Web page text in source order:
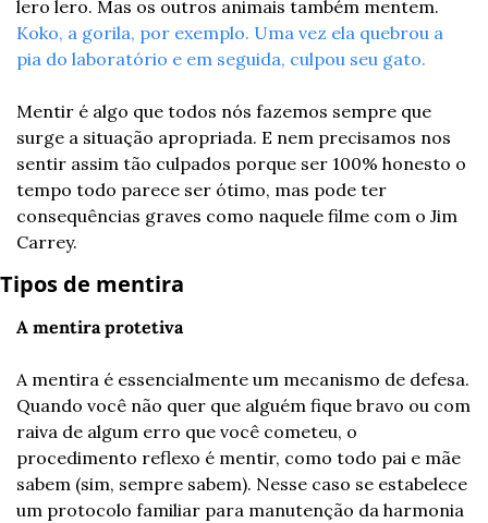
Koko, a gorila, por exemplo. Uma vez ela quebrou a
pia do laboratório e em seguida, culpou seu gato.
Mentir é algo que todos nós fazemos sempre que
surge a situação apropriada. E nem precisamos nos
sentir assim tão culpados porque ser 100% honesto o
tempo todo parece ser ótimo, mas pode ter
consequências graves como naquele filme com o Jim
Carrey.
Tipos de mentira
A mentira protetiva
A mentira é essencialmente um mecanismo de defesa.
Quando você não quer que alguém fique bravo ou com
raiva de algum erro que você cometeu, o
procedimento reflexo é mentir, como todo pai e mãe
sabem (sim, sempre sabem). Nesse caso se estabelece
um protocolo familiar para manutenção da harmonia